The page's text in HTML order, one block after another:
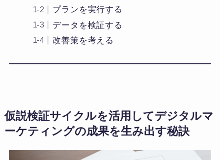
プランを実行する
データを検証する
改善策を考える
仮説検証サイクルを活用してデジタルマ
ーケティングの成果を生み出す秘訣